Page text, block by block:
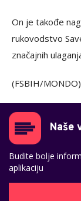
On je takođe
rukovodstvo
značajnih
(FSBIH/MONDO)
Naše
Budite bolje
aplikaciju